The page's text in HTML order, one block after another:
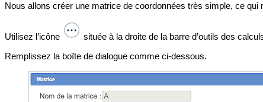
Nous allons créer une matrice de coordonnées très simple, ce
Utilisez l’icône située à la droite de la barre d’outils des
Remplissez la boîte de dialogue comme ci-dessous.